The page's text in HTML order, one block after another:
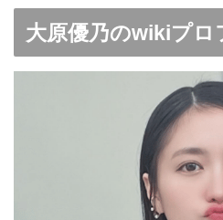
大原優乃のwikiプロ